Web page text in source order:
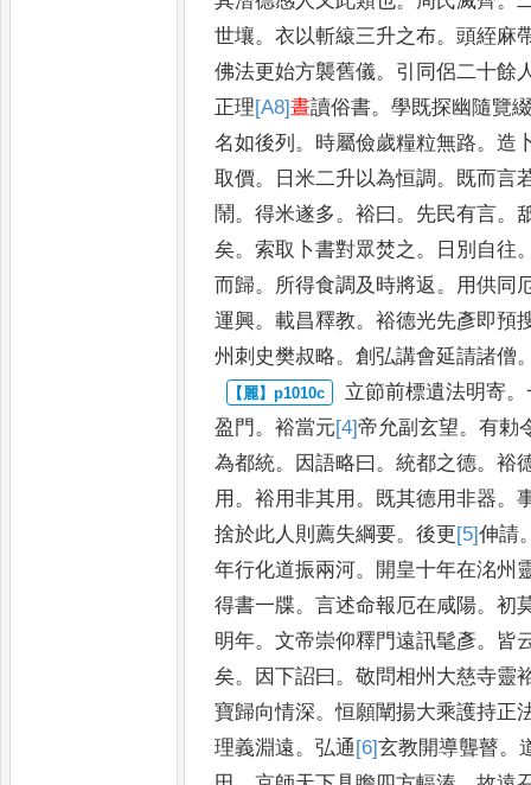
世壤。衣以斬縗三升之布。頭絰麻
佛法更始方襲舊儀。 引同侶二十餘
正理[A8]晝讀俗書。學既探幽隨覽
名如後列 。 時屬儉歲糧粒無路。造
取價。 日米二升以為恒調 。
既而言
鬧 。得米遂多 。裕曰 。 先民有言。
矣。索取卜書對眾焚之 。 日 別自往
而歸。 所得食調及 時將返 。
用供同
運興。載昌釋教。裕德光先彥即預
州刺史樊叔略。創弘講會延請諸僧
立節前標遺法明寄。
盈門 。裕當元[4]帝允副玄望。有勅
為都統。 因語略曰 。統都之德。裕
用 。裕用非其用 。 既其德用非器。
捨於此人則薦失綱要。後更[5]伸請
年行化道振兩河。
開皇十年在洺州
得書一牒。言述命報厄在咸陽。初
明年。文帝崇仰釋門遠訊髦彥。 皆
矣。 因下詔曰 。敬問相州 大慈寺靈
寶歸向情深。恒願闡揚大乘護持正
理義淵遠。弘通[6]玄教開導聾瞽。